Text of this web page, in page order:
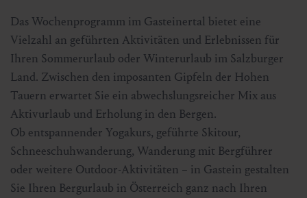
Das Wochenprogramm im Gasteinertal bietet eine
Vielzahl an geführten Aktivitäten und Erlebnissen für
Ihren Sommerurlaub oder Winterurlaub im Salzburger
Land. Zwischen den imposanten Gipfeln der Hohen
Tauern erwartet Sie ein abwechslungsreicher Mix aus
Aktivurlaub und Erholung in den Bergen.
Ob entspannender Yogakurs, geführte Skitour,
Schneeschuhwanderung, Wanderung mit Bergführer
oder weitere Outdoor-Aktivitäten – in Gastein gestalten
Sie Ihren Bergurlaub in Österreich ganz nach Ihren